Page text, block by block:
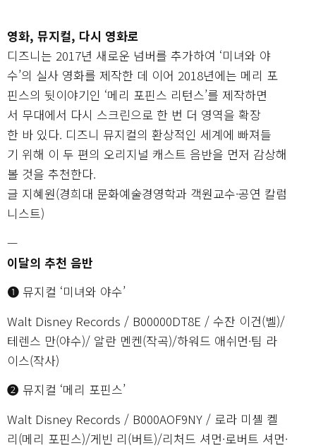
영화, 뮤지컬, 다시 영화로
디즈니는 2017년 새로운 넘버를 추가하여 ‘미녀와 야
수’의 실사 영화를 제작한 데 이어 2018년에는 메리 포
핀스의 뒷이야기인 ‘메리 포핀스 리턴스’를 제작하면
서 무대에서 다시 스크린으로 한 번 더 영역을 확장
한 바 있다. 디즈니 뮤지컬의 환상적인 세계에 빠져들
기 위해 이 두 편의 오리지널 캐스트 음반을 먼저 감상해
볼 것을 추천한다.
글 지혜원(경희대 문화예술경영학과 객원교수·공연 칼럼
니스트)
—
이달의 추천 음반
❶ 뮤지컬 ‘미녀와 야수’
Walt Disney Records / B00000DT8E / 수잔 이건(벨)/
테렌스 만(야수)/ 알란 멘켄(작곡)/하워드 애쉬먼·팀 라
이스(작사)
❷ 뮤지컬 ‘메리 포핀스’
Walt Disney Records / B000AOF9NY / 로라 미셸 켈
리(메리 포핀스)/게빈 리(버트)/리처드 셔먼·로버트 셔먼·